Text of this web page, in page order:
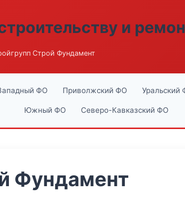
и
Строй Фундамент
ФО Приволжский ФО Уральский
Южный ФО Северо-Кавказский ФО
Фундамент